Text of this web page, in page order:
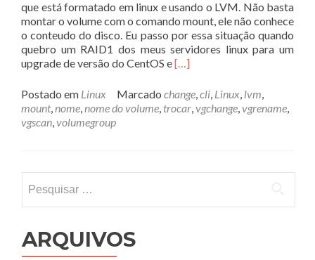
que está formatado em linux e usando o LVM. Não basta
montar o volume com o comando mount, ele não conhece
o conteudo do disco. Eu passo por essa situação quando
quebro um RAID1 dos meus servidores linux para um
upgrade de versão do CentOS eLeia
sobreMontando
disco
LVM
[…]
Postado em Linux Marcado change,cli, Linux, lvm,
mount,nome,nome do volume, trocar,vgchange,vgrename,
vgscan,volumegroup
por:
ARQUIVOS